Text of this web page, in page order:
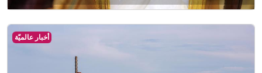
أخبار عالميّة